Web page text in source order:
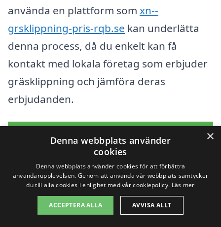
använda en plattform som xn--
grsklippning-pris-rqb.se kan underlätta
denna process, då du enkelt kan få
kontakt med lokala företag som erbjuder
gräsklippning och jämföra deras
erbjudanden.
Få 3 erbjudanden, gratis och utan
Sök efter en
×
Denna webbplats använder
cookies
Denna webbplats använder cookies för att förbättra
användarupplevelsen. Genom att använda vår webbplats samtycker
du till alla cookies i enlighet med vår cookiepolicy. Läs mer
ACCEPTERA ALLA AVVISA ALLT